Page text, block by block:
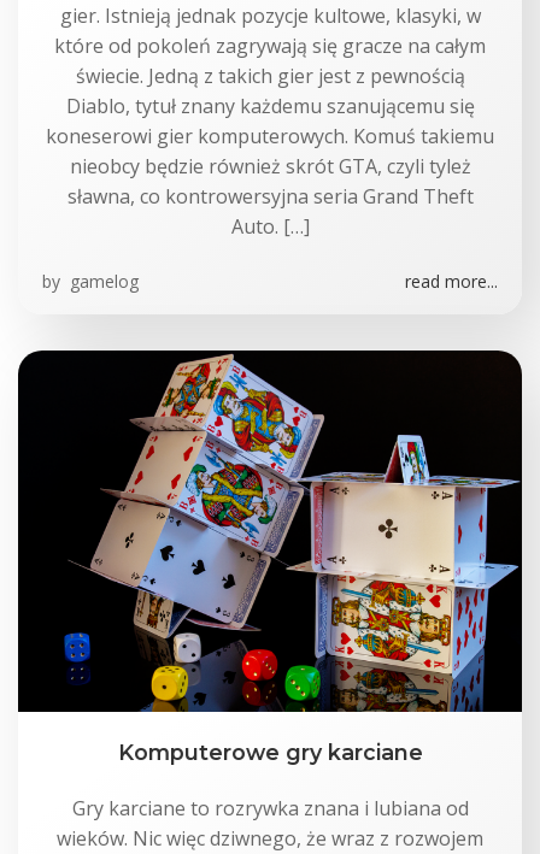
gier. Istnieją jednak pozycje kultowe, klasyki, w
które od pokoleń zagrywają się gracze na całym
świecie. Jedną z takich gier jest z pewnością
Diablo, tytuł znany każdemu szanującemu się
koneserowi gier komputerowych. Komuś takiemu
nieobcy będzie również skrót GTA, czyli tyleż
sławna, co kontrowersyjna seria Grand Theft
Auto. […]
by gamelog read more...
Komputerowe gry karciane
Gry karciane to rozrywka znana i lubiana od
wieków. Nic więc dziwnego, że wraz z rozwojem